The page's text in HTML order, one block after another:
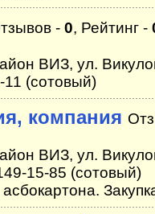
- 0, Рейтинг -
ВИЗ, ул.
11 (сотовый)
компания
ВИЗ, ул.
15-85 (сотовый)